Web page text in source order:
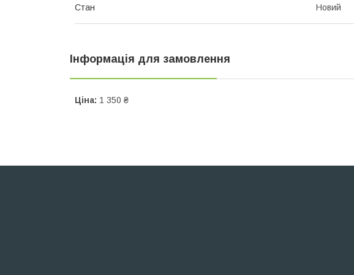
Стан Новий
Інформація для замовлення
Ціна: 1 350 ₴